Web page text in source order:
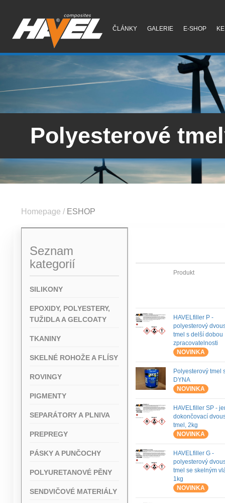
ČLÁNKY GALERIE E-SHOP
Polyesterové
Homepage / ESHOP
Seznam
kategorií
SILIKONY
EPOXIDY, POLYESTERY,
TUŽIDLA A GELCOATY
TKANINY
SKELNÉ ROHOŽE A FLÍSY
ROVINGY
PIGMENTY
SEPARÁTORY A PLNIVA
PREPREGY
PÁSKY A PUNČOCHY
POLYURETANOVÉ PĚNY
SENDVIČOVÉ MATERIÁLY
Produkt
HAVELfiller P -
polyesterový
tmel s delší dobou
zpracovatelnosti
NOVINKA
Polyesterový tmel
DYNA
NOVINKA
HAVELfiller SP -
dokončovací
tmel, 2kg
NOVINKA
HAVELfiller G -
polyesterový
tmel se skelným
1kg
NOVINKA